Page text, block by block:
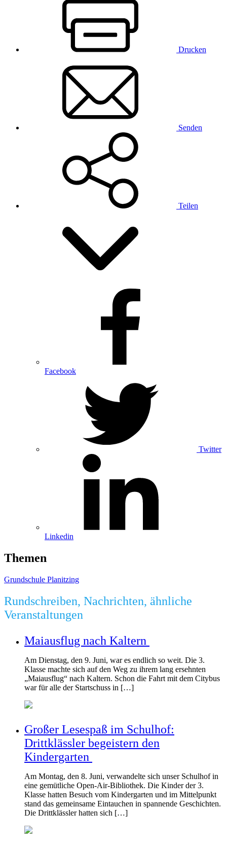
Drucken
Senden
Teilen
Facebook
Twitter
Linkedin
Themen
Grundschule Planitzing
Rundschreiben, Nachrichten, ähnliche
Veranstaltungen
Maiausflug nach Kaltern
Am Dienstag, den 9. Juni, war es endlich so weit. Die 3.
Klasse machte sich auf den Weg zu ihrem lang ersehnten
„Maiausflug“ nach Kaltern. Schon die Fahrt mit dem Citybus
war für alle der Startschuss in […]
Großer Lesespaß im Schulhof:
Drittklässler begeistern den
Kindergarten
Am Montag, den 8. Juni, verwandelte sich unser Schulhof in
eine gemütliche Open-Air-Bibliothek. Die Kinder der 3.
Klasse hatten Besuch vom Kindergarten und im Mittelpunkt
stand das gemeinsame Eintauchen in spannende Geschichten.
Die Drittklässler hatten sich […]